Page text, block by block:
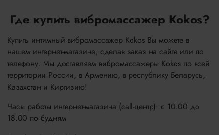
Где купить вибромассажер Kokos?
Купить интимный вибромассажер Kokos Вы можете в
нашем интернет-магазине, сделав заказ на сайте или по
телефону. Мы доставляем вибромассажеры Kokos по всей
территории России, в Армению, в республику Беларусь,
Казахстан и Киргизию!
Часы работы интернет-магазина (call-центр): с 10.00 до
18.00 по будням